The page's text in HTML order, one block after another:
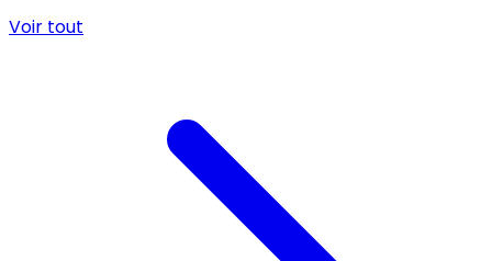
Voir tout